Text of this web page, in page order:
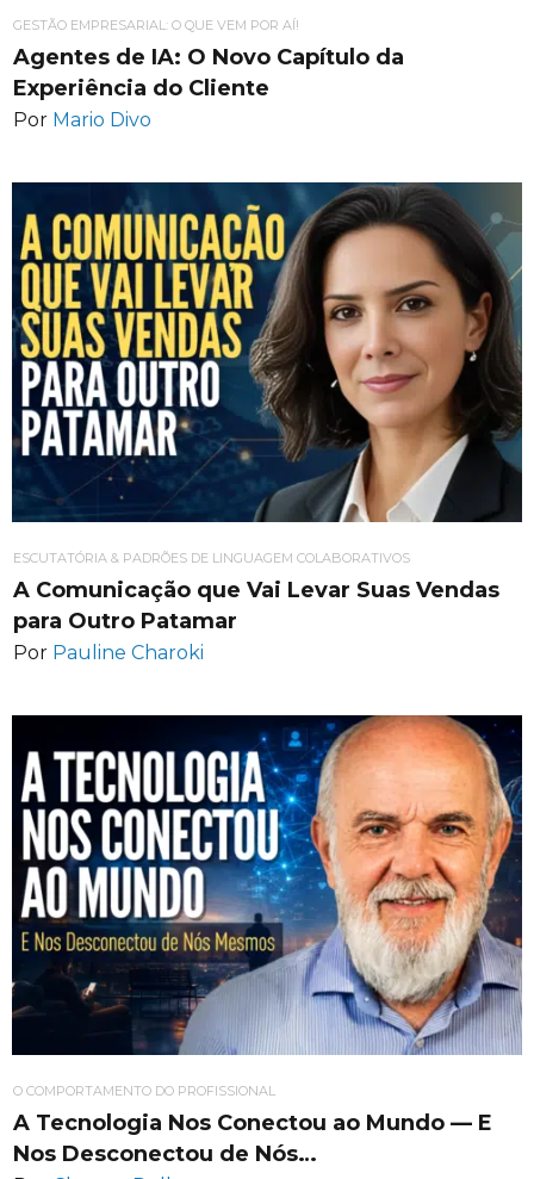
GESTÃO EMPRESARIAL: O QUE VEM POR AÍ!
Agentes de IA: O Novo Capítulo da
Experiência do Cliente
Por Mario Divo
ESCUTATÓRIA & PADRÕES DE LINGUAGEM COLABORATIVOS
A Comunicação que Vai Levar Suas Vendas
para Outro Patamar
Por Pauline Charoki
O COMPORTAMENTO DO PROFISSIONAL
A Tecnologia Nos Conectou ao Mundo — E
Nos Desconectou de Nós…